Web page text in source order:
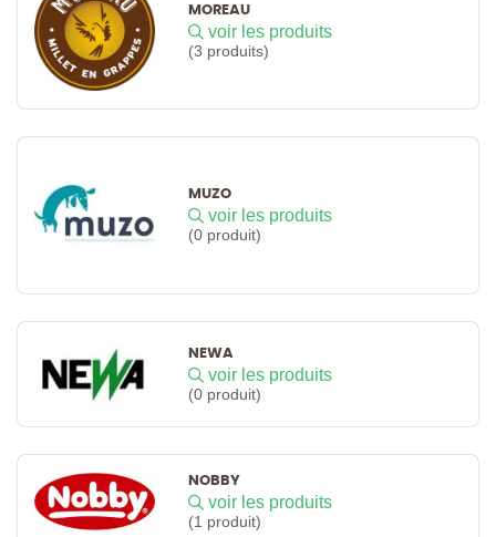
MOREAU
voir les produits
(3 produits)
MUZO
voir les produits
(0 produit)
NEWA
voir les produits
(0 produit)
NOBBY
voir les produits
(1 produit)